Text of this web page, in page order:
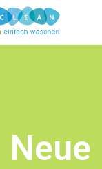
Neue